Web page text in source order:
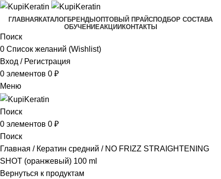
ГЛАВНАЯ КАТАЛОГБРЕНДЫ ОПТОВЫЙ ПРАЙСПОДБОР СОСТАВА
ОБУЧЕНИЕАКЦИИ КОНТАКТЫ
Поиск
0 Список желаний (Wishlist)
Вход / Регистрация
0 элементов 0 ₽
Меню
Поиск
0 элементов 0 ₽
Поиск
Главная
Кератин средний
NO FRIZZ STRAIGHTENING
SHOT (оранжевый) 100 ml
Вернуться к продуктам